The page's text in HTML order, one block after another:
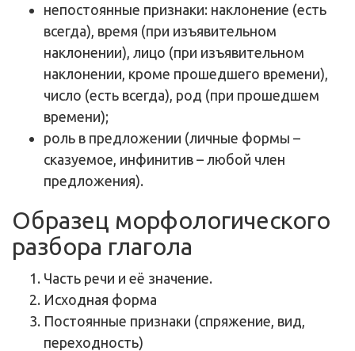
непостоянные признаки: наклонение (есть
всегда), время (при изъявительном
наклонении), лицо (при изъявительном
наклонении, кроме прошедшего времени),
число (есть всегда), род (при прошедшем
времени);
роль в предложении (личные формы –
сказуемое, инфинитив – любой член
предложения).
Образец морфологического
разбора глагола
Часть речи и её значение.
Исходная форма
Постоянные признаки (спряжение, вид,
переходность)